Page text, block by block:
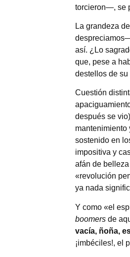
torcieron—, se
La grandeza
así. ¿Lo
que, pese a
destellos de su
Cuestión
después se
mantenimiento
sostenido en
impositiva y
afán de
«revolución
ya nada
Y como «el
boomers de
vacía, ñoña,
¡imbéciles!, el